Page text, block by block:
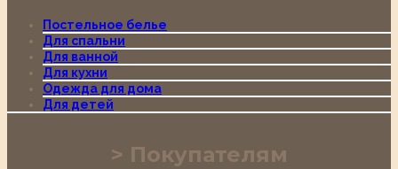
Постельное белье
Для спальни
Для ванной
Для кухни
Одежда для дома
Для детей
Покупателям